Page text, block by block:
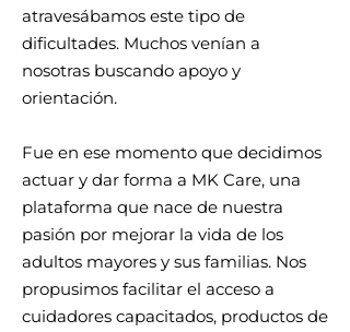
atravesábamos este tipo de
dificultades. Muchos venían a
nosotras buscando apoyo y
orientación.
Fue en ese momento que decidimos
actuar y dar forma a MK Care, una
plataforma que nace de nuestra
pasión por mejorar la vida de los
adultos mayores y sus familias. Nos
propusimos facilitar el acceso a
cuidadores capacitados, productos de